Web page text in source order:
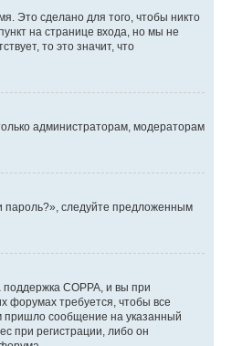
Это сделано для того, чтобы никто
на странице входа, но мы не
то это значит, что
администраторам, модераторам
пароль?», следуйте предложенным
COPPA, и вы при
форумах требуется, чтобы все
пришло сообщение на указанный
при регистрации, либо он